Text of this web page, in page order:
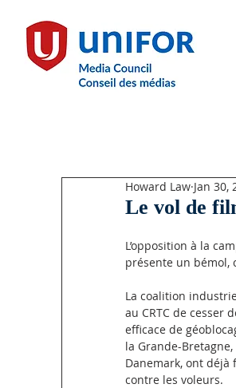
Le vol de
Howard Law Jan 30,
L’opposition à la
présente un bémol,
La coalition
au CRTC de cesser
efficace de
la Grande-
Danemark, ont
contre les voleurs.